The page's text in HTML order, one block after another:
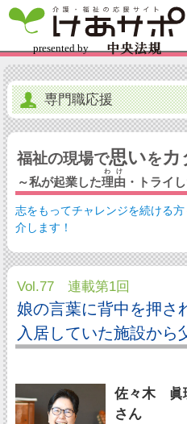
専門職応援
福祉の現場で思いをカ
～私が起業した理由
わけ
・トライ
志をもってチャレンジを続ける
介します！
Vol.77 連載第1回
娘の言葉に背中を押さ
入居していた施設から
佐々木 眞
さん